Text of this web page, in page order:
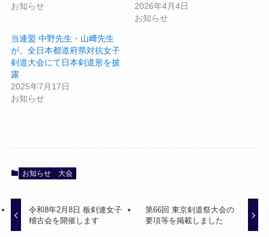
お知らせ
2026年4月4日
お知らせ
当連盟 中野先生・山﨑先生
が、全日本都道府県対抗女子
剣道大会にて日本剣道形を披
露
2025年7月17日
お知らせ
お知らせ 大会
令和8年2月8日 板剣連女子
稽古会を開催します
第66回 東京剣道祭大会の
要項等を掲載しました